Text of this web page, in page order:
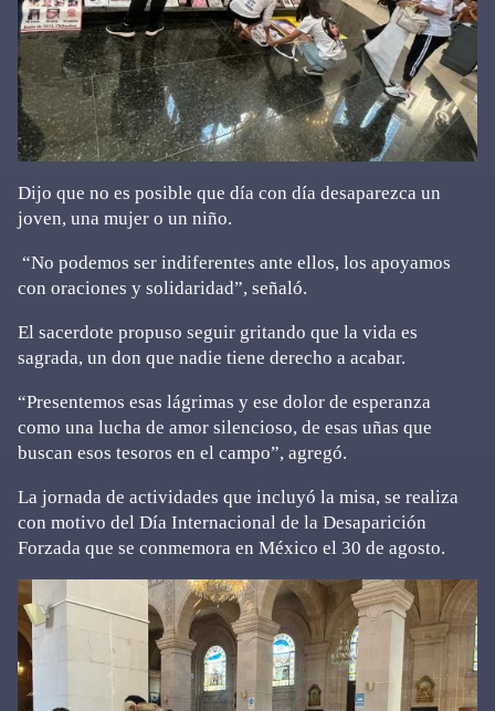
Dijo que no es posible que día con día desaparezca un
joven, una mujer o un niño.
“No podemos ser indiferentes ante ellos, los apoyamos
con oraciones y solidaridad”, señaló.
El sacerdote propuso seguir gritando que la vida es
sagrada, un don que nadie tiene derecho a acabar.
“Presentemos esas lágrimas y ese dolor de esperanza
como una lucha de amor silencioso, de esas uñas que
buscan esos tesoros en el campo”, agregó.
La jornada de actividades que incluyó la misa, se realiza
con motivo del Día Internacional de la Desaparición
Forzada que se conmemora en México el 30 de agosto.